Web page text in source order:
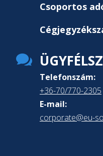
Csoportos

Telefonszám:
+36-70/770-2305
E-mail:
corporate@eu-